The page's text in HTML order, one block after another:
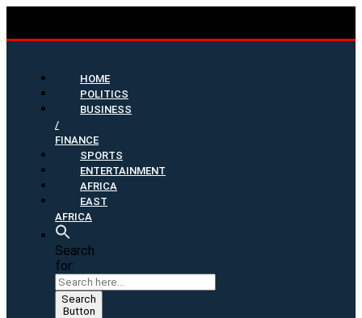
HOME
POLITICS
BUSINESS
/
FINANCE
SPORTS
ENTERTAINMENT
AFRICA
EAST
AFRICA
Search
for:
Search
Button